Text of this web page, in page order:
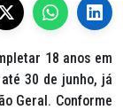
18 anos em
30 de junho, já
Geral. Conforme